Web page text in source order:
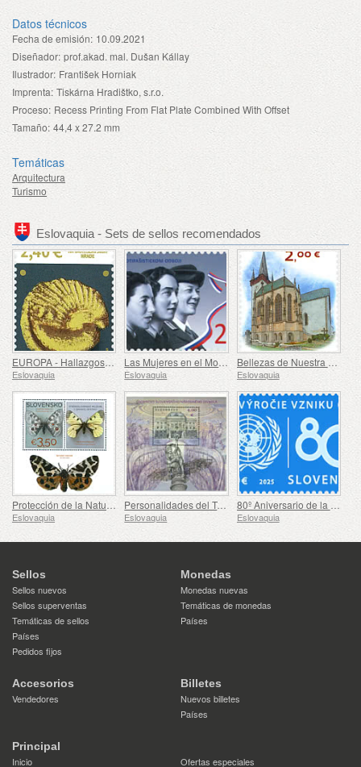
Datos técnicos
Fecha de emisión: 10.09.2021
Diseñador: prof.akad. mal. Dušan Kállay
Ilustrador: František Horniak
Imprenta: Tiskárna Hradištko, s.r.o.
Proceso: Recess Printing From Flat Plate Combined With Offset
Tamaño: 44,4 x 27.2 mm
Temáticas
Arquitectura
Turismo
Eslovaquia - Sets de sellos recomendados
EUROPA - Hallazgos Celtas en el Castillo de Bratislava
Eslovaquia
Las Mujeres en el Movimiento de Resistencia Antifascista
Eslovaquia
Bellezas de Nuestra Patria - Una Capilla Gótica en Spišský Štvrtok
Eslovaquia
Protección de la Naturaleza - La Colección de Mariposas en el Museo de Eslovaquia Central, Banská Bystrica
Eslovaquia
Personalidades del Teatro Nacional Eslovaco.
Eslovaquia
80º Aniversario de la Fundación de las Naciones Unidas
Eslovaquia
Sellos
Sellos nuevos
Sellos superventas
Temáticas de sellos
Países
Pedidos fijos
Monedas
Monedas nuevas
Temáticas de monedas
Países
Accesorios
Vendedores
Billetes
Nuevos billetes
Países
Principal
Inicio
Ofertas especiales